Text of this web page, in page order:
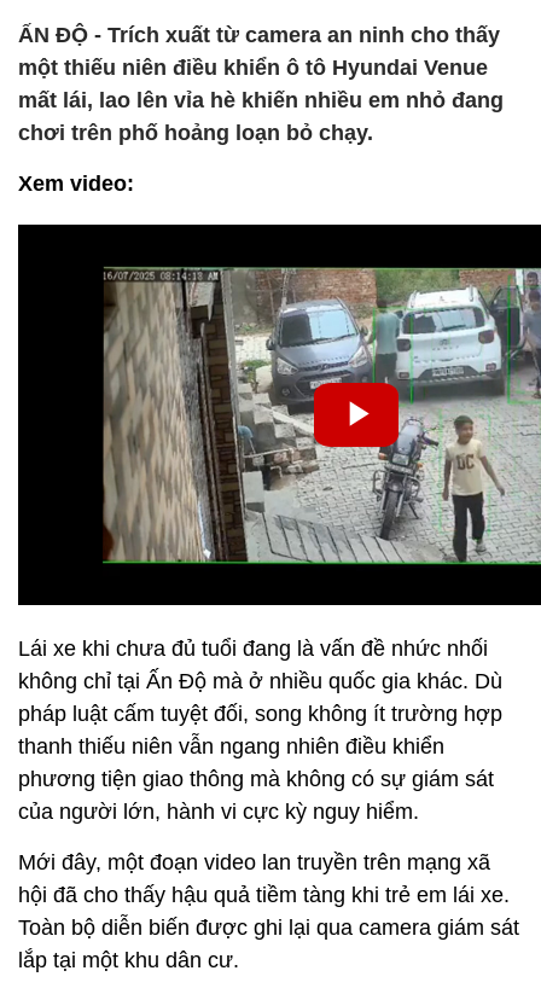
ẤN ĐỘ - Trích xuất từ camera an ninh cho thấy
một thiếu niên điều khiển ô tô Hyundai Venue
mất lái, lao lên vỉa hè khiến nhiều em nhỏ đang
chơi trên phố hoảng loạn bỏ chạy.
Xem video:
Lái xe khi chưa đủ tuổi đang là vấn đề nhức nhối
không chỉ tại Ấn Độ mà ở nhiều quốc gia khác. Dù
pháp luật cấm tuyệt đối, song không ít trường hợp
thanh thiếu niên vẫn ngang nhiên điều khiển
phương tiện giao thông mà không có sự giám sát
của người lớn, hành vi cực kỳ nguy hiểm.
Mới đây, một đoạn video lan truyền trên mạng xã
hội đã cho thấy hậu quả tiềm tàng khi trẻ em lái xe.
Toàn bộ diễn biến được ghi lại qua camera giám sát
lắp tại một khu dân cư.